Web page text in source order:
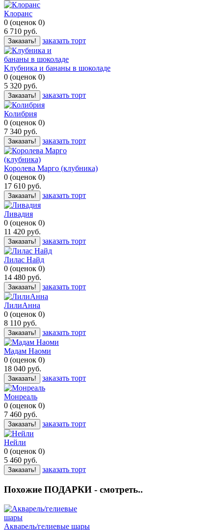
Клоранс
0 (оценок 0)
6 710 руб.
Заказать! заказать торт
Клубника и бананы в шоколаде
0 (оценок 0)
5 320 руб.
Заказать! заказать торт
Колибрия
0 (оценок 0)
7 340 руб.
Заказать! заказать торт
Королева Марго (клубника)
0 (оценок 0)
17 610 руб.
Заказать! заказать торт
Ливадия
0 (оценок 0)
11 420 руб.
Заказать! заказать торт
Лилас Найд
0 (оценок 0)
14 480 руб.
Заказать! заказать торт
ЛилиАнна
0 (оценок 0)
8 110 руб.
Заказать! заказать торт
Мадам Наоми
0 (оценок 0)
18 040 руб.
Заказать! заказать торт
Монреаль
0 (оценок 0)
7 460 руб.
Заказать! заказать торт
Нейли
0 (оценок 0)
5 460 руб.
Заказать! заказать торт
Похожие ПОДАРКИ - смотреть..
Акварель/гелиевые шары